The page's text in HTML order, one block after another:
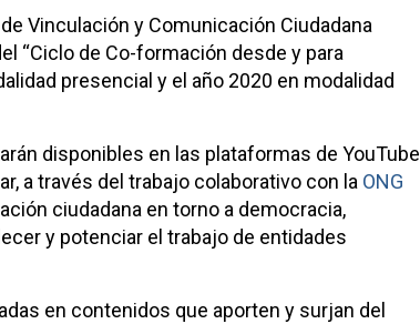
Vinculación y Comunicación Ciudadana
“Ciclo de Co-formación desde y para
presencial y el año 2020 en modalidad
disponibles en las plataformas de YouTube
a través del trabajo colaborativo con la ONG
ciudadana en torno a democracia,
y potenciar el trabajo de entidades
en contenidos que aporten y surjan del